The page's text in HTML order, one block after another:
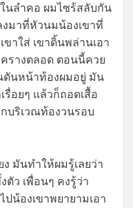
นลำคอ ผมไซร้สลับกัน
งมาที่หัวนมน้องเขาที่
าใส่ เขาดิ้นพล่านเอา
รางตลอด ตอนนี้ควย
ดันหน้าท้องผมอยู่ มัน
รื่อยๆ แล้วก็ถอดเสื้อ
บริเวณท้องวนรอบ
มันทำให้ผมรู้เลยว่า
ว เพื่อนๆ คงรู้ว่า
น้องเขาพยายามเอา